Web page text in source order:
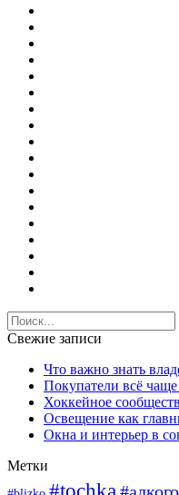
Свежие записи
Что важно знать
Покупатели всё
Хоккейное
Освещение как
Окна и интерьер в
Метки